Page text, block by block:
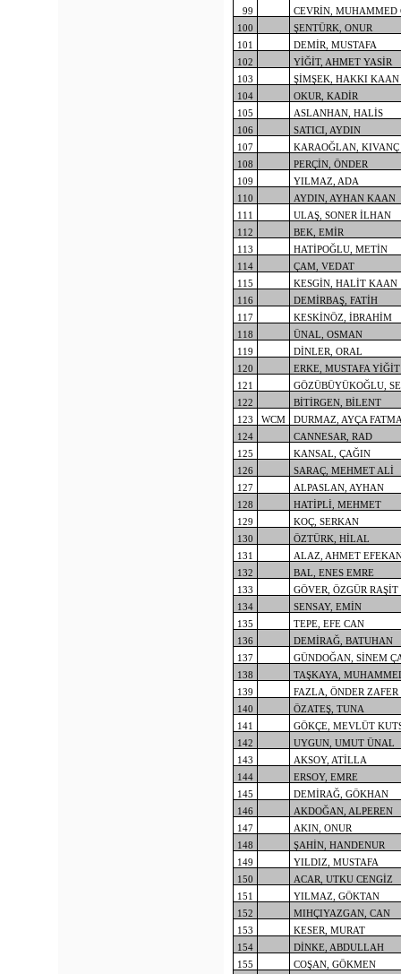
99
CEVRİN, MUHAMMED
100
ŞENTÜRK, ONUR
101
DEMİR, MUSTAFA
102
YİĞİT, AHMET YASİR
103
ŞİMŞEK, HAKKI KAAN
104
OKUR, KADİR
105
ASLANHAN, HALİS
106
SATICI, AYDIN
107
KARAOĞLAN, KIVANÇ
108
PERÇİN, ÖNDER
109
YILMAZ, ADA
110
AYDIN, AYHAN KAAN
111
ULAŞ, SONER İLHAN
112
BEK, EMİR
113
HATİPOĞLU, METİN
114
ÇAM, VEDAT
115
KESGİN, HALİT KAAN
116
DEMİRBAŞ, FATİH
117
KESKİNÖZ, İBRAHİM
118
ÜNAL, OSMAN
119
DİNLER, ORAL
120
ERKE, MUSTAFA YİĞİT
121
GÖZÜBÜYÜKOĞLU,
122
BİTİRGEN, BİLENT
123
WCM
DURMAZ, AYÇA
124
CANNESAR, RAD
125
KANSAL, ÇAĞIN
126
SARAÇ, MEHMET ALİ
127
ALPASLAN, AYHAN
128
HATİPLİ, MEHMET
129
KOÇ, SERKAN
130
ÖZTÜRK, HİLAL
131
ALAZ, AHMET
132
BAL, ENES EMRE
133
GÖVER, ÖZGÜR RAŞİT
134
SENSAY, EMİN
135
TEPE, EFE CAN
136
DEMİRAĞ, BATUHAN
137
GÜNDOĞAN, SİNEM
138
TAŞKAYA,
139
FAZLA, ÖNDER ZAFER
140
ÖZATEŞ, TUNA
141
GÖKÇE, MEVLÜT
142
UYGUN, UMUT ÜNAL
143
AKSOY, ATİLLA
144
ERSOY, EMRE
145
DEMİRAĞ, GÖKHAN
146
AKDOĞAN, ALPEREN
147
AKIN, ONUR
148
ŞAHİN, HANDENUR
149
YILDIZ, MUSTAFA
150
ACAR, UTKU CENGİZ
151
YILMAZ, GÖKTAN
152
MIHÇIYAZGAN, CAN
153
KESER, MURAT
154
DİNKE, ABDULLAH
155
COŞAN, GÖKMEN